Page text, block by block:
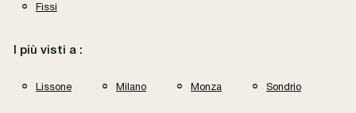
Fissi
I più visti a :
Lissone Milano Monza Sondrio